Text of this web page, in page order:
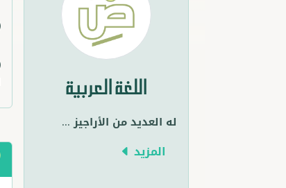
اللغة العربية
له العديد من الأراجيز...
المزيد